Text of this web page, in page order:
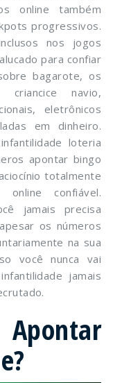
online também
progressivos.
nos jogos
para confiar
bagarote, os
criancice navio,
eletrônicos
em dinheiro.
loteria
apontar bingo
totalmente
online confiável.
jamais precisa
os números
na sua
você nunca vai
jamais